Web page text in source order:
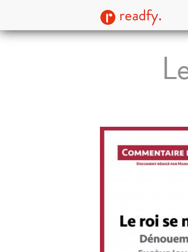
readfy.